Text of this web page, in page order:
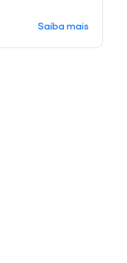
Saiba mais